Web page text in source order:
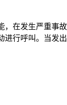
，在发生严重事故
进行呼叫。当发出